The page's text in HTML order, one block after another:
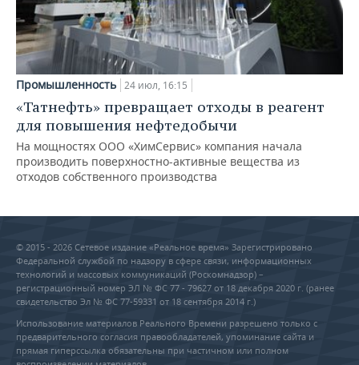
Промышленность 24 июл, 16:15
«Татнефть» превращает отходы в реагент
для повышения нефтедобычи
На мощностях ООО «ХимСервис» компания начала
производить поверхностно-активные вещества из
отходов собственного производства
© 2015 - 2026 Сетевое издание «Реальное время» Зарегистрировано
Федеральной службой по надзору в сфере связи, информационных
технологий и массовых коммуникаций (Роскомнадзор) –
регистрационный номер ЭЛ № ФС 77 - 79627 от 18 декабря 2020 г. (ранее
свидетельство Эл № ФС 77-59331 от 18 сентября 2014 г.)
Использование материалов Реального Времени разрешено только с
предварительного согласия правообладателей, упоминание сайта и
прямая гиперссылка обязательны при частичном или полном